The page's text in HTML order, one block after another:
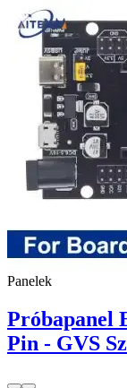
Panelek
Próbapanel
Pin - GVS